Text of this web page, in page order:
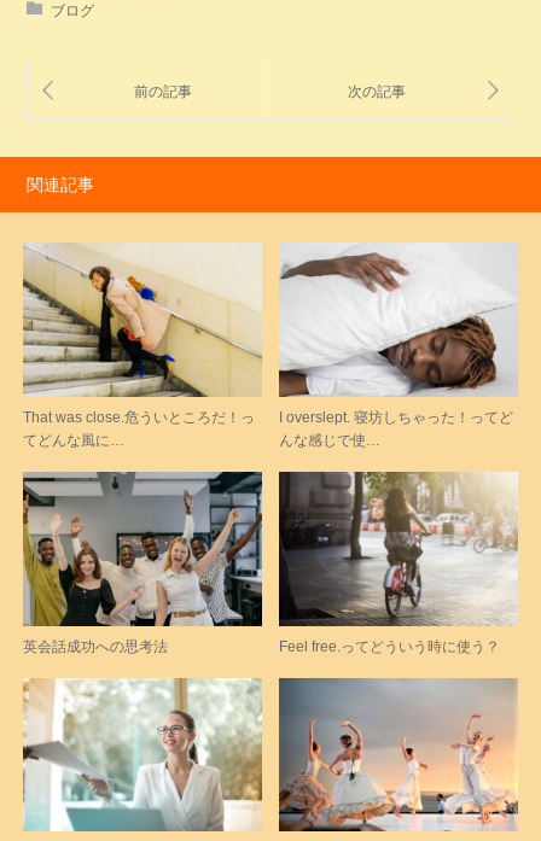
ブログ
関連記事
That was close.危ういところだ！っ
てどんな風に…
I overslept. 寝坊しちゃった！ってど
んな感じで使…
英会話成功への思考法 Feel free.ってどういう時に使う？